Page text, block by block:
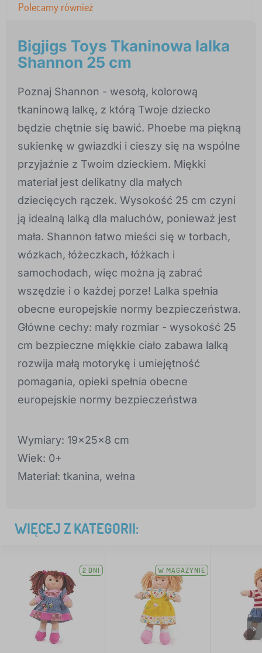
Polecamy również
Bigjigs Toys Tkaninowa lalka
Shannon 25 cm
Poznaj Shannon - wesołą, kolorową
tkaninową lalkę, z którą Twoje dziecko
będzie chętnie się bawić. Phoebe ma piękną
sukienkę w gwiazdki i cieszy się na wspólne
przyjaźnie z Twoim dzieckiem. Miękki
materiał jest delikatny dla małych
dziecięcych rączek. Wysokość 25 cm czyni
ją idealną lalką dla maluchów, ponieważ jest
mała. Shannon łatwo mieści się w torbach,
wózkach, łóżeczkach, łóżkach i
samochodach, więc można ją zabrać
wszędzie i o każdej porze! Lalka spełnia
obecne europejskie normy bezpieczeństwa.
Główne cechy: mały rozmiar - wysokość 25
cm bezpieczne miękkie ciało zabawa lalką
rozwija małą motorykę i umiejętność
pomagania, opieki spełnia obecne
europejskie normy bezpieczeństwa
Wymiary: 19x25x8 cm
Wiek: 0+
Materiał: tkanina, wełna
WIĘCEJ Z KATEGORII:
2 DNI W MAGAZYNIE
>